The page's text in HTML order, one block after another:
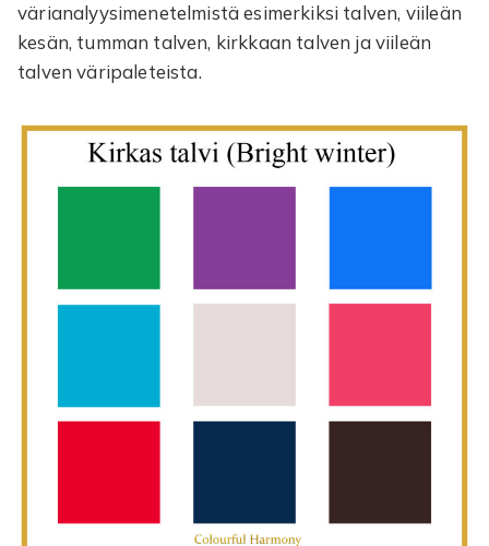
värianalyysimenetelmistä esimerkiksi talven, viileän
kesän, tumman talven, kirkkaan talven ja viileän
talven väripaleteista.